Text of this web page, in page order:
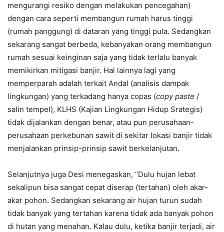
mengurangi resiko dengan melakukan pencegahan)
dengan cara seperti membangun rumah harus tinggi
(rumah panggung) di dataran yang tinggi pula. Sedangkan
sekarang sangat berbeda, kebanyakan orang membangun
rumah sesuai keinginan saja yang tidak terlalu banyak
memikirkan mitigasi banjir. Hal lainnya lagi yang
memperparah adalah terkait Andal (analisis dampak
lingkungan) yang terkadang hanya copas (copy paste /
salin tempel), KLHS (Kajian Lingkungan Hidup Srategis)
tidak dijalankan dengan benar, atau pun perusahaan-
perusahaan perkebunan sawit di sekitar lokasi banjir tidak
menjalankan prinsip-prinsip sawit berkelanjutan.
Selanjutnya juga Desi menegaskan, “Dulu hujan lebat
sekalipun bisa sangat cepat diserap (tertahan) oleh akar-
akar pohon. Sedangkan sekarang air hujan turun sudah
tidak banyak yang tertahan karena tidak ada banyak pohon
di hutan yang menahan. Kalau dulu, ketika banjir terjadi, air